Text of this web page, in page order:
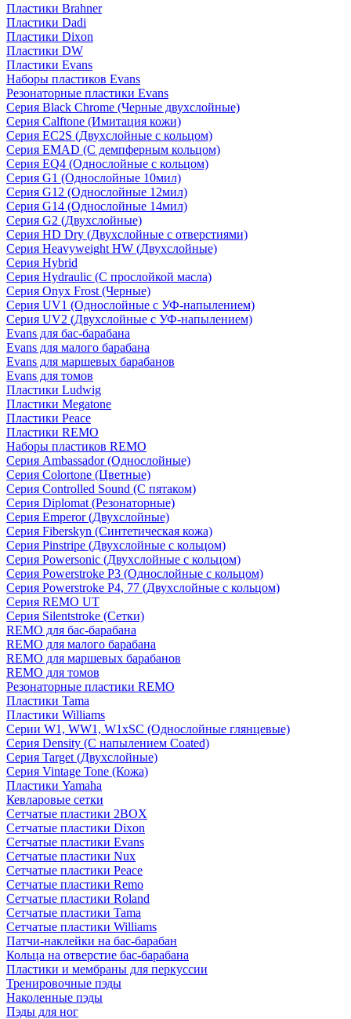
Пластики Brahner
Пластики Dadi
Пластики Dixon
Пластики DW
Пластики Evans
Наборы пластиков Evans
Резонаторные пластики Evans
Серия Black Chrome (Черные двухслойные)
Серия Calftone (Имитация кожи)
Серия EC2S (Двухслойные с кольцом)
Серия EMAD (С демпферным кольцом)
Серия EQ4 (Однослойные с кольцом)
Серия G1 (Однослойные 10мил)
Серия G12 (Однослойные 12мил)
Серия G14 (Однослойные 14мил)
Серия G2 (Двухслойные)
Серия HD Dry (Двухслойные с отверстиями)
Серия Heavyweight HW (Двухслойные)
Серия Hybrid
Серия Hydraulic (С прослойкой масла)
Серия Onyx Frost (Черные)
Серия UV1 (Однослойные с УФ-напылением)
Серия UV2 (Двухслойные с УФ-напылением)
Evans для бас-барабана
Evans для малого барабана
Evans для маршевых барабанов
Evans для томов
Пластики Ludwig
Пластики Megatone
Пластики Peace
Пластики REMO
Наборы пластиков REMO
Серия Ambassador (Однослойные)
Серия Colortone (Цветные)
Серия Controlled Sound (С пятаком)
Серия Diplomat (Резонаторные)
Серия Emperor (Двухслойные)
Серия Fiberskyn (Синтетическая кожа)
Серия Pinstripe (Двухслойные с кольцом)
Серия Powersonic (Двухслойные с кольцом)
Серия Powerstroke P3 (Однослойные с кольцом)
Серия Powerstroke P4, 77 (Двухслойные с кольцом)
Серия REMO UT
Серия Silentstroke (Сетки)
REMO для бас-барабана
REMO для малого барабана
REMO для маршевых барабанов
REMO для томов
Резонаторные пластики REMO
Пластики Tama
Пластики Williams
Серии W1, WW1, W1xSC (Однослойные глянцевые)
Серия Density (C напылением Coated)
Серия Target (Двухслойные)
Серия Vintage Tone (Кожа)
Пластики Yamaha
Кевларовые сетки
Сетчатые пластики 2BOX
Сетчатые пластики Dixon
Сетчатые пластики Evans
Сетчатые пластики Nux
Сетчатые пластики Peace
Сетчатые пластики Remo
Сетчатые пластики Roland
Сетчатые пластики Tama
Сетчатые пластики Williams
Патчи-наклейки на бас-барабан
Кольца на отверстие бас-барабана
Пластики и мембраны для перкуссии
Тренировочные пэды
Наколенные пэды
Пэды для ног